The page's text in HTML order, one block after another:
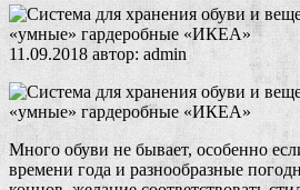
11.09.2018 автор: admin
Много обуви не бывает, особенно
времени года и разнообразные